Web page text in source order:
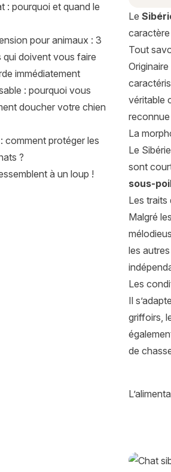
Le
Tout
véritable
La
Le
sont
sous-
Les traits
Malgré
les
Les
Il
griffoirs,
de
: pourquoi et quand le
pour animaux : 3
qui doivent vous faire
immédiatement
: pourquoi vous
doucher votre chien
comment protéger les
?
à un loup !